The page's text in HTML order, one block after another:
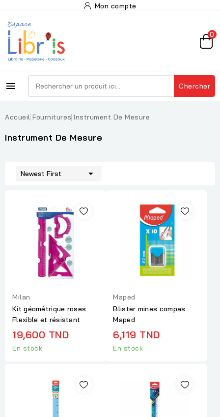
Mon compte
0
 Chercher
Accueil Fournitures Instrument De Mesure
Instrument De Mesure
Newest First 
Milan
Kit géométrique roses
Flexible et résistant
19,600 TND
En stock
Maped
Blister mines compas
Maped
6,119 TND
En stock